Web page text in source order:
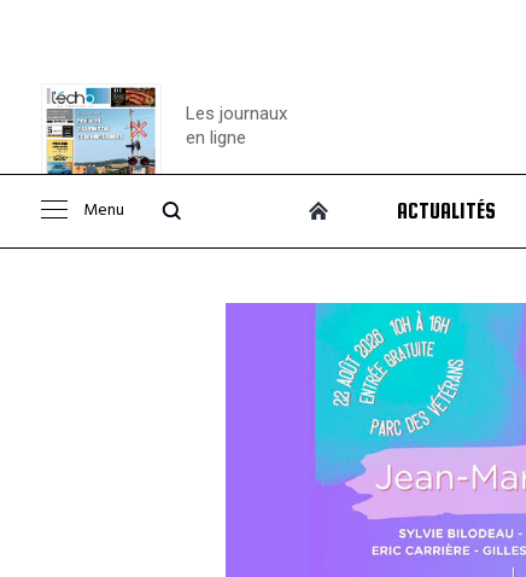
Consulter le
Les journaux
en ligne
Menu ACTUALITÉS